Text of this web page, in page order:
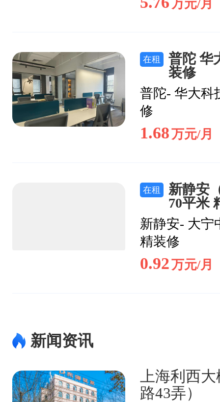
万元/月
在租
普陀 华
装修
普陀- 华大科
修
1.68万元/月
在租
新静安
70平米
新静安- 大宁
精装修
0.92万元/月
新闻资讯
上海利西
路43弄）